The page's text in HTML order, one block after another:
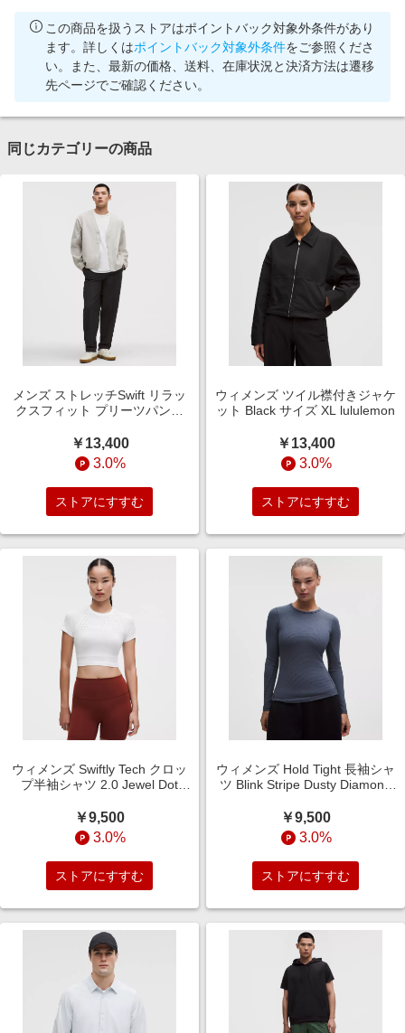
この商品を扱うストアはポイントバック対象外条件があり
ます。詳しくはポイントバック対象外条件をご参照くださ
い。また、最新の価格、送料、在庫状況と決済方法は遷移
先ページでご確認ください。
同じカテゴリーの商品
メンズ ストレッチSwift リラッ
クスフィット プリーツパンツ
￥13,400
3.0%
ストアにすすむ
ウィメンズ ツイル襟付きジャケ
ット Black サイズ XL lululemon
￥13,400
3.0%
ストアにすすむ
ウィメンズ Swiftly Tech クロッ
プ半袖シャツ 2.0 Jewel Dot
￥9,500
3.0%
ストアにすすむ
ウィメンズ Hold Tight 長袖シャ
ツ Blink Stripe Dusty Diamond
￥9,500
3.0%
ストアにすすむ